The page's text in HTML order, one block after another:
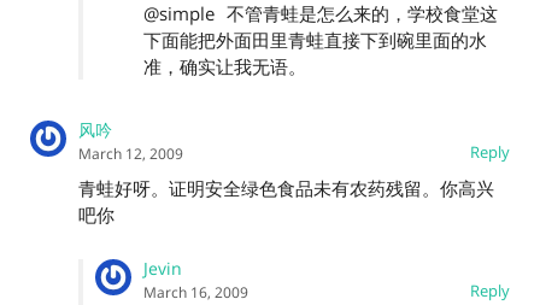
@simple 不管青蛙是怎么来的，学校食堂这
下面能把外面田里青蛙直接下到碗里面的水
准，确实让我无语。
风吟
Reply
March 12, 2009
青蛙好呀。证明安全绿色食品未有农药残留。你高兴
吧你
Jevin
Reply
March 16, 2009